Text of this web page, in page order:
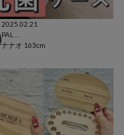
2025.02.21
ナナオ 163cm